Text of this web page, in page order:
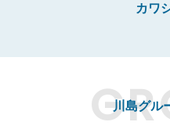
カワ
川島グル